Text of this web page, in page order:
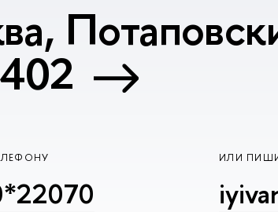
ИЛИ